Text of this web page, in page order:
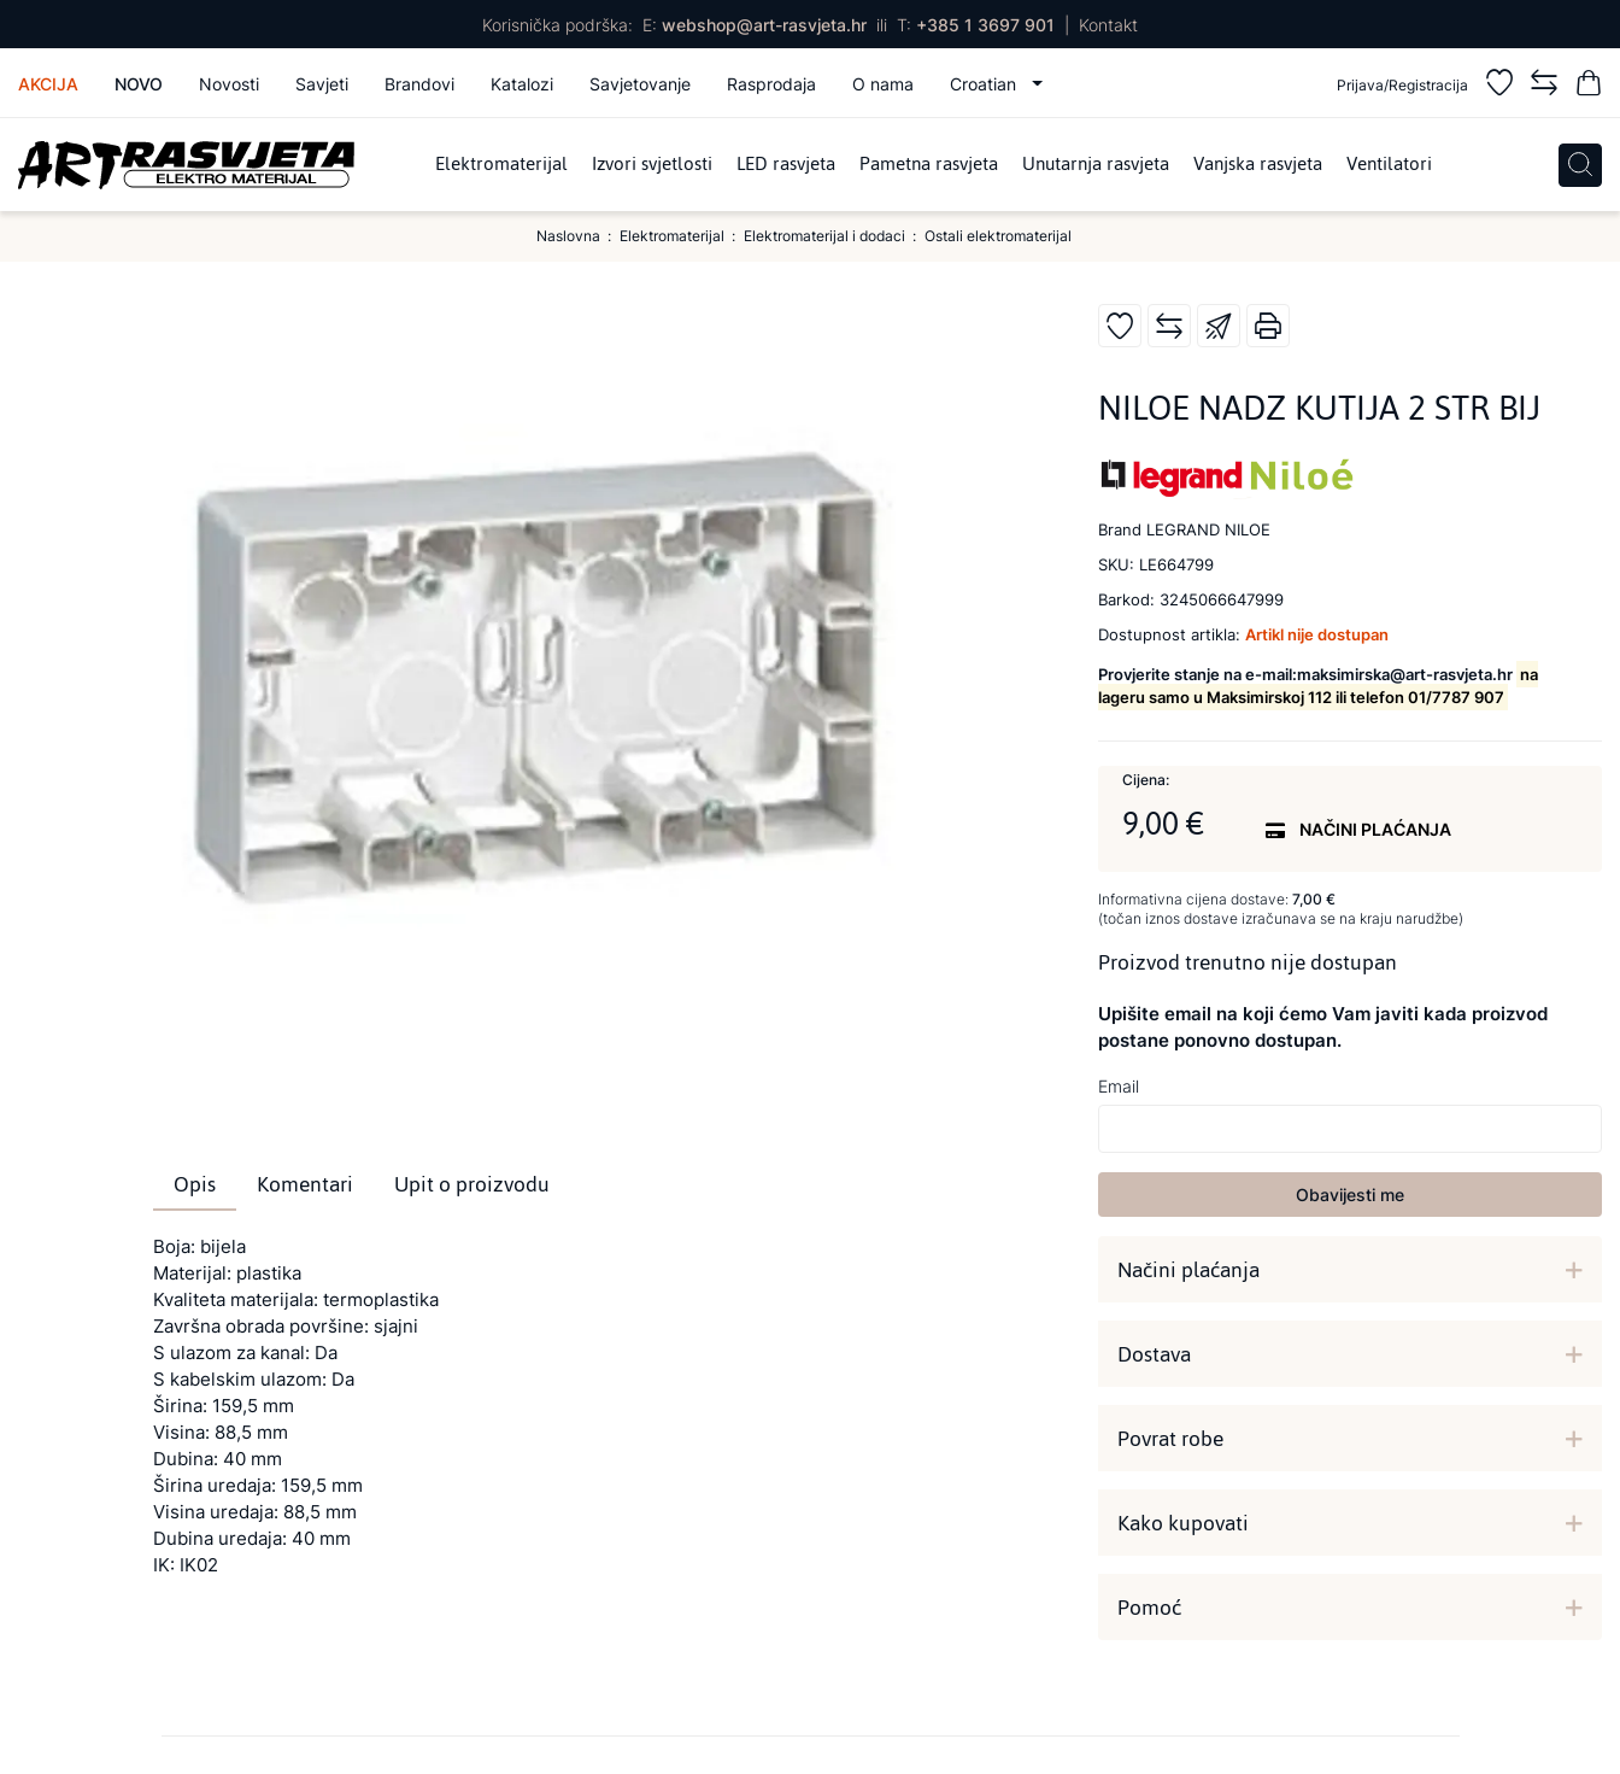
Korisnička podrška: E: webshop@art-rasvjeta.hr ili T: +385 1 3697 901 Kontakt
AKCIJA NOVO Novosti Savjeti Brandovi Katalozi Savjetovanje Rasprodaja O nama Croatian Prijava/Registracija
Elektromaterijal Izvori svjetlosti LED rasvjeta Pametna rasvjeta Unutarnja rasvjeta Vanjska rasvjeta Ventilatori
Naslovna Elektromaterijal Elektromaterijal i dodaci Ostali elektromaterijal
Opis Komentari Upit o proizvodu
Boja: bijela
Materijal: plastika
Kvaliteta materijala: termoplastika
Završna obrada površine: sjajni
S ulazom za kanal: Da
S kabelskim ulazom: Da
Širina: 159,5 mm
Visina: 88,5 mm
Dubina: 40 mm
Širina uredaja: 159,5 mm
Visina uredaja: 88,5 mm
Dubina uredaja: 40 mm
IK: IK02
NILOE NADZ KUTIJA 2 STR BIJ
Brand LEGRAND NILOE
SKU: LE664799
Barkod: 3245066647999
Dostupnost artikla: Artikl nije dostupan
Provjerite stanje na e-mail:maksimirska@art-rasvjeta.hr na
lageru samo u Maksimirskoj 112 ili telefon 01/7787 907
Cijena:
9,00 € NAČINI PLAĆANJA
Informativna cijena dostave: 7,00 €
(točan iznos dostave izračunava se na kraju narudžbe)
Proizvod trenutno nije dostupan
Upišite email na koji ćemo Vam javiti kada proizvod
postane ponovno dostupan.
Email
Obavijesti me
Načini plaćanja
Dostava
Povrat robe
Kako kupovati
Pomoć